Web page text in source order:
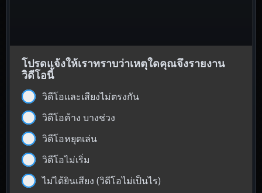
โปรดแจ้งให้เราทราบว่าเหตุใดคุณจึงรายงาน
วิดีโอนี้
วิดีโอและเสียงไม่ตรงกัน
วิดีโอค้าง บางช่วง
วิดีโอหยุดเล่น
วิดีโอไม่เริ่ม
ไม่ได้ยินเสียง (วิดีโอไม่เป็นไร)